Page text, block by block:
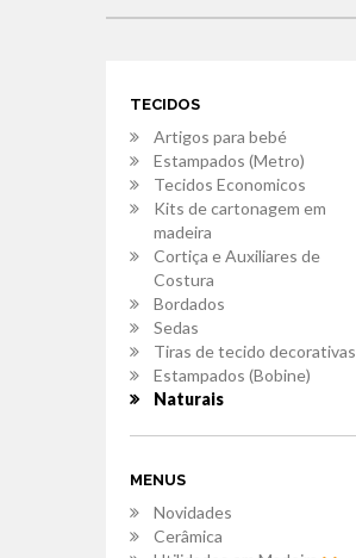
TECIDOS
Artigos para bebé
Estampados (Metro)
Tecidos Economicos
Kits de cartonagem em
madeira
Cortiça e Auxiliares de
Costura
Bordados
Sedas
Tiras de tecido decorativas
Estampados (Bobine)
Naturais
MENUS
Novidades
Cerâmica